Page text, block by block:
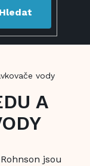
Hledat
vody
A
jsou